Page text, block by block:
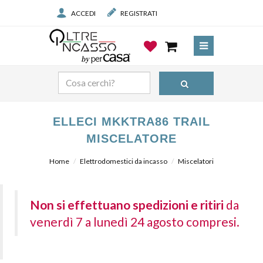
ACCEDI REGISTRATI
ELLECI MKKTRA86 TRAIL
MISCELATORE
Home Elettrodomestici da incasso Miscelatori
Non si effettuano spedizioni e ritiri da
venerdì 7 a lunedì 24 agosto compresi.